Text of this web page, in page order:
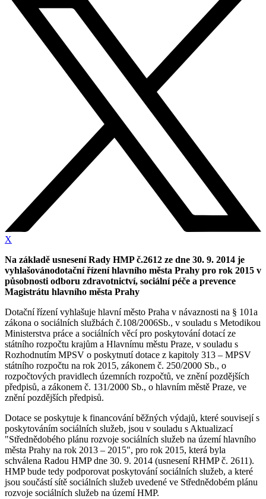
X
Na základě usnesení Rady HMP č.2612 ze dne 30. 9. 2014 je
vyhlašovánodotační řízení hlavního města Prahy pro rok 2015 v
působnosti odboru zdravotnictví, sociální péče a prevence
Magistrátu hlavního města Prahy
Dotační řízení vyhlašuje hlavní město Praha v návaznosti na § 101a
zákona o sociálních službách č.108/2006Sb., v souladu s Metodikou
Ministerstva práce a sociálních věcí pro poskytování dotací ze
státního rozpočtu krajům a Hlavnímu městu Praze, v souladu s
Rozhodnutím MPSV o poskytnutí dotace z kapitoly 313 – MPSV
státního rozpočtu na rok 2015, zákonem č. 250/2000 Sb., o
rozpočtových pravidlech územních rozpočtů, ve znění pozdějších
předpisů, a zákonem č. 131/2000 Sb., o hlavním městě Praze, ve
znění pozdějších předpisů.
Dotace se poskytuje k financování běžných výdajů, které souvisejí s
poskytováním sociálních služeb, jsou v souladu s Aktualizací
"Střednědobého plánu rozvoje sociálních služeb na území hlavního
města Prahy na rok 2013 – 2015", pro rok 2015, která byla
schválena Radou HMP dne 30. 9. 2014 (usnesení RHMP č. 2611).
HMP bude tedy podporovat poskytování sociálních služeb, a které
jsou součástí sítě sociálních služeb uvedené ve Střednědobém plánu
rozvoje sociálních služeb na území HMP.